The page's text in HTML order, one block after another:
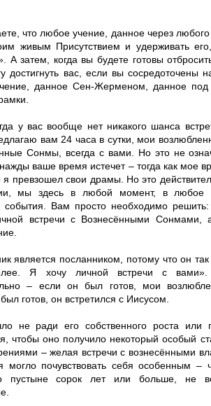
что любое учение, данное через
живым Присутствием и удерживать
А затем, когда вы будете готовы
достигнуть вас, если вы сосредоточены
данное Сен-Жерменом, данное
у вас вообще нет никакого шанса
вам 24 часа в сутки, мои
Сонмы, всегда с вами. Но это не
ваше время истечет – тогда как мое
превзошел свои драмы. Но это
мы здесь в любой момент, в любое
события. Вам просто необходимо
встречи с Вознесёнными Сонмами,
является посланником, потому что он
Я хочу личной встречи с
– если он был готов, мои
готов, он встретился с Иисусом.
не ради его собственного роста или
чтобы оно получило некоторый особый
– желая встречи с вознесёнными
могло почувствовать себя особенным –
пустыне сорок лет или больше, не